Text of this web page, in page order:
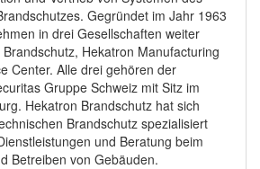
Gegründet im Jahr 1963
in drei Gesellschaften weiter
Hekatron Manufacturing
Center. Alle drei gehören der
Gruppe Schweiz mit Sitz im
Hekatron Brandschutz hat sich
Brandschutz spezialisiert
und Beratung beim
Betreiben von Gebäuden.